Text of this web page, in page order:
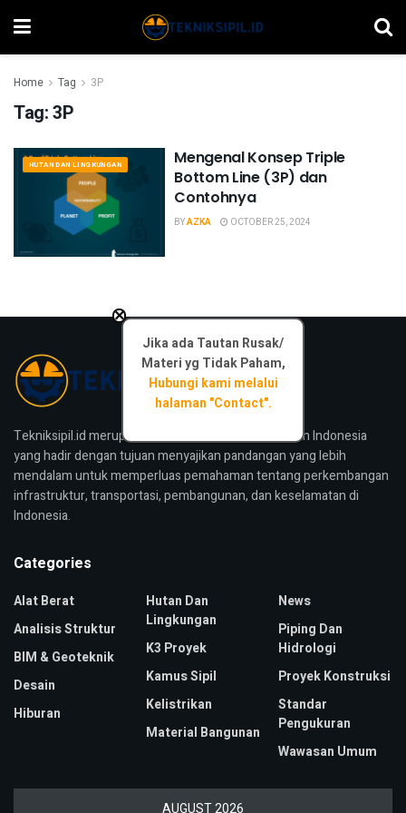
Home Tag 3P
Tag:3P
HUTAN DAN LINGKUNGAN
Mengenal Konsep Triple
Bottom Line (3P) dan
Contohnya
BYAZKA OCTOBER 25, 2024
Tekniksipil.id merupakan media konstruksi bangunan Indonesia
yang hadir dengan tujuan menyajikan pandangan yang lebih
mendalam untuk memperluas pemahaman tentang perkembangan
infrastruktur, transportasi, pembangunan, dan keselamatan di
Indonesia.
Jika ada Tautan Rusak/
Materi yg Tidak Paham,
Hubungi kami melalui
halaman "Contact".
×
Categories
Alat Berat
Analisis Struktur
BIM & Geoteknik
Desain
Hiburan
Hutan Dan
Lingkungan
K3 Proyek
Kamus Sipil
Kelistrikan
Material Bangunan
News
Piping Dan
Hidrologi
Proyek Konstruksi
Standar
Pengukuran
Wawasan Umum
AUGUST 2026